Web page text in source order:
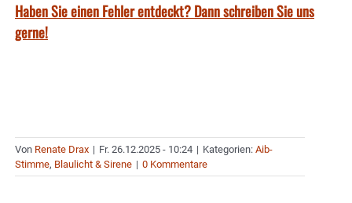
Haben Sie einen Fehler entdeckt? Dann schreiben Sie uns
gerne!
Von Renate Drax | Fr. 26.12.2025 - 10:24 | Kategorien: Aib-
Stimme, Blaulicht & Sirene | 0 Kommentare